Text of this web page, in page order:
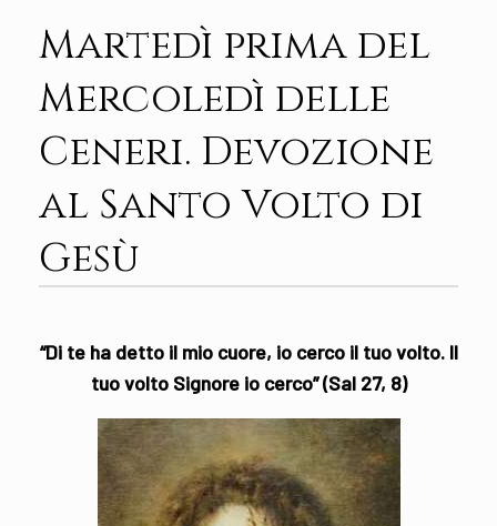
Martedì prima del
Mercoledì delle
Ceneri. Devozione
al Santo Volto di
Gesù
“Di te ha detto il mio cuore, io cerco il tuo volto. Il
tuo volto Signore io cerco” (Sal 27, 8)